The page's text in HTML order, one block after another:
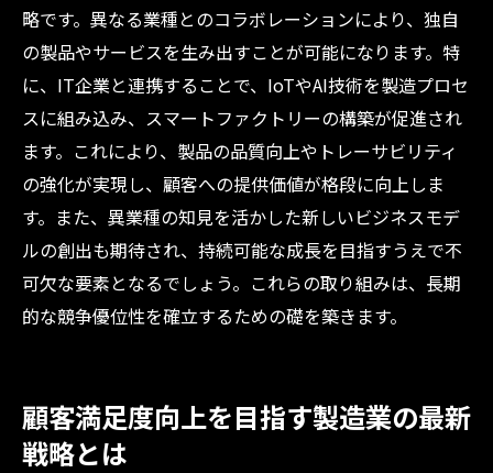
略です。異なる業種とのコラボレーションにより、独自
の製品やサービスを生み出すことが可能になります。特
に、IT企業と連携することで、IoTやAI技術を製造プロセ
スに組み込み、スマートファクトリーの構築が促進され
ます。これにより、製品の品質向上やトレーサビリティ
の強化が実現し、顧客への提供価値が格段に向上しま
す。また、異業種の知見を活かした新しいビジネスモデ
ルの創出も期待され、持続可能な成長を目指すうえで不
可欠な要素となるでしょう。これらの取り組みは、長期
的な競争優位性を確立するための礎を築きます。
顧客満足度向上を目指す製造業の最新
戦略とは